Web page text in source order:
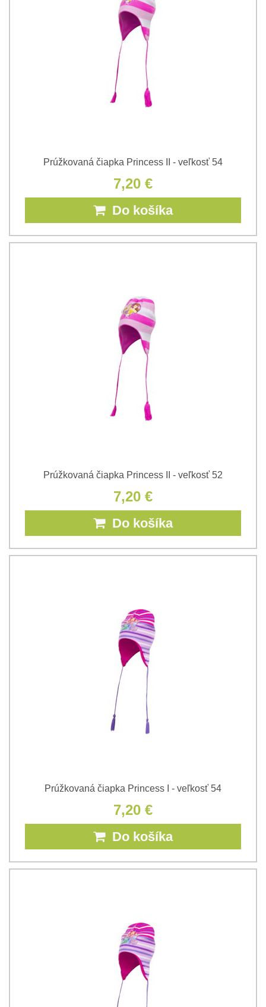
Prúžkovaná čiapka Princess II - veľkosť 54
7,20 €
Do košíka
Prúžkovaná čiapka Princess II - veľkosť 52
7,20 €
Do košíka
Prúžkovaná čiapka Princess I - veľkosť 54
7,20 €
Do košíka